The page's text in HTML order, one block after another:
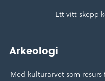
Ett vitt skepp
Arkeologi
Med kulturarvet som